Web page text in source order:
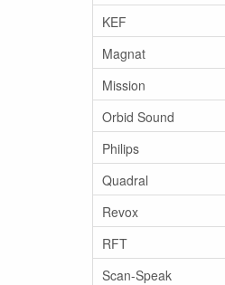
KEF
Magnat
Mission
Orbid Sound
Philips
Quadral
Revox
RFT
Scan-Speak